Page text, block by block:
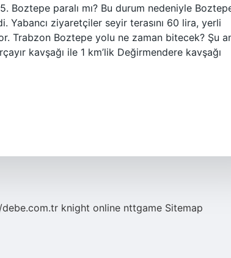
Boztepe paralı mı? Bu durum nedeniyle
ziyaretçiler seyir terasını 60 lira, yerli
Trabzon Boztepe yolu ne zaman bitecek? Şu
kavşağı ile 1 km’lik Değirmendere kavşağı
knight online nttgame Sitemap